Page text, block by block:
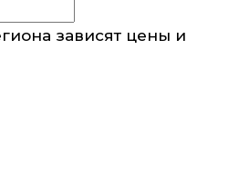
зависят цены и